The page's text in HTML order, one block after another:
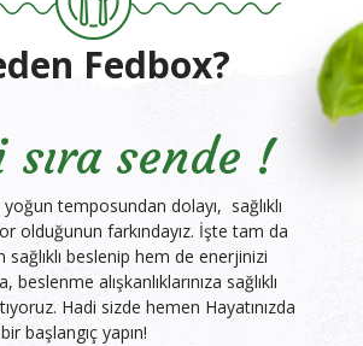
Fedbox?
sıra sende !
yoğun temposundan dolayı, sağlıklı
olduğunun farkındayız. İşte tam da
beslenip hem de enerjinizi
beslenme alışkanlıklarınıza sağlıklı
Hadi sizde hemen Hayatınızda
başlangıç yapın!